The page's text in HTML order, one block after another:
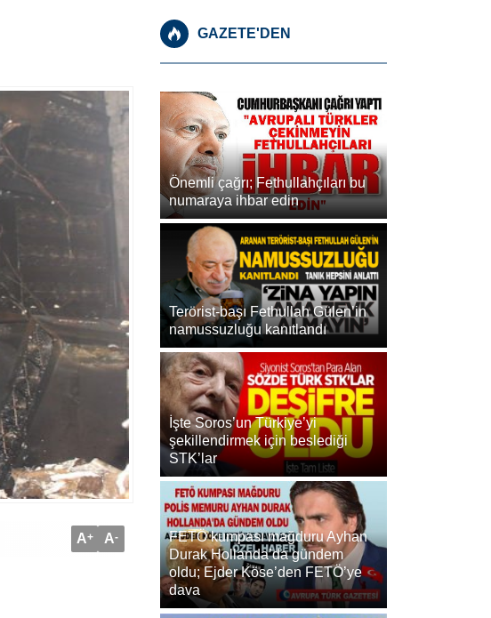
A+ A-
GAZETE'DEN
Önemli çağrı; Fethullahçıları bu
numaraya ihbar edin
Terörist-başı Fethullah Gülen’in
namussuzluğu kanıtlandı
İşte Soros’un Türkiye’yi
şekillendirmek için beslediği
STK’lar
FETÖ kumpası mağduru Ayhan
Durak Hollanda’da gündem
oldu; Ejder Köse’den FETÖ’ye
dava